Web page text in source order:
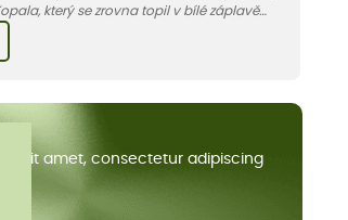
který se zrovna topil v bílé záplavě
Fotky řeknou víc než slova, přidávám k
jak tento jedinečný kus krajiny vznikl.
sit amet, consectetur adipiscing